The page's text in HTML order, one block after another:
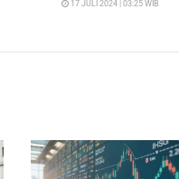
17 JULI 2024 | 03:25 WIB